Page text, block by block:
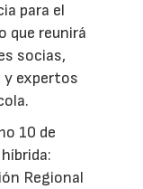
para el
que reunirá
socias,
y expertos
10 de
Regional